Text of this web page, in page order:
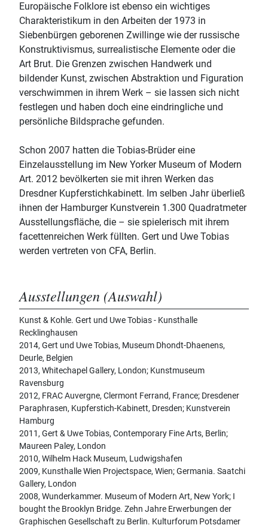
Europäische Folklore ist ebenso ein wichtiges
Charakteristikum in den Arbeiten der 1973 in
Siebenbürgen geborenen Zwillinge wie der russische
Konstruktivismus, surrealistische Elemente oder die
Art Brut. Die Grenzen zwischen Handwerk und
bildender Kunst, zwischen Abstraktion und Figuration
verschwimmen in ihrem Werk – sie lassen sich nicht
festlegen und haben doch eine eindringliche und
persönliche Bildsprache gefunden.
Schon 2007 hatten die Tobias-Brüder eine
Einzelausstellung im New Yorker Museum of Modern
Art. 2012 bevölkerten sie mit ihren Werken das
Dresdner Kupferstichkabinett. Im selben Jahr überließ
ihnen der Hamburger Kunstverein 1.300 Quadratmeter
Ausstellungsfläche, die – sie spielerisch mit ihrem
facettenreichen Werk füllten. Gert und Uwe Tobias
werden vertreten von CFA, Berlin.
Ausstellungen (Auswahl)
Kunst & Kohle. Gert und Uwe Tobias - Kunsthalle
Recklinghausen
2014, Gert und Uwe Tobias, Museum Dhondt-Dhaenens,
Deurle, Belgien
2013, Whitechapel Gallery, London; Kunstmuseum
Ravensburg
2012, FRAC Auvergne, Clermont Ferrand, France; Dresdener
Paraphrasen, Kupferstich-Kabinett, Dresden; Kunstverein
Hamburg
2011, Gert & Uwe Tobias, Contemporary Fine Arts, Berlin;
Maureen Paley, London
2010, Wilhelm Hack Museum, Ludwigshafen
2009, Kunsthalle Wien Projectspace, Wien; Germania. Saatchi
Gallery, London
2008, Wunderkammer. Museum of Modern Art, New York; I
bought the Brooklyn Bridge. Zehn Jahre Erwerbungen der
Graphischen Gesellschaft zu Berlin. Kulturforum Potsdamer